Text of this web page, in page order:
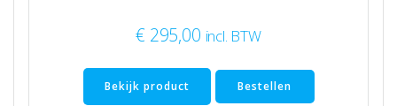
€ 295,00 incl. BTW
Bekijk product Bestellen